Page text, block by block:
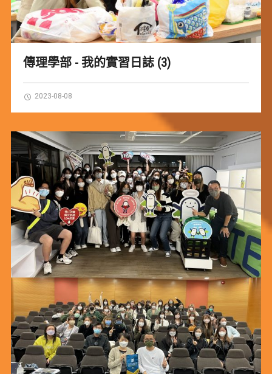
傳理學部 - 我的實習日誌 (3)
2023-08-08